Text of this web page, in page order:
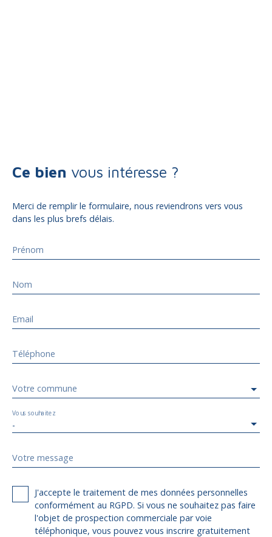
Ce bien vous intéresse ?
Merci de remplir le formulaire, nous reviendrons vers vous
dans les plus brefs délais.
Prénom
Nom
Email
Téléphone
Votre commune
-
Vous souhaitez
Votre message
J'accepte le traitement de mes données personnelles
conformément au RGPD. Si vous ne souhaitez pas faire
l'objet de prospection commerciale par voie
téléphonique, vous pouvez vous inscrire gratuitement